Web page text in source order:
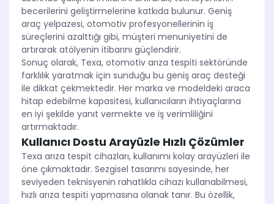
becerilerini geliştirmelerine katkıda bulunur. Geniş
araç yelpazesi, otomotiv profesyonellerinin iş
süreçlerini azalttığı gibi, müşteri menuniyetini de
artırarak atölyenin itibarını güçlendirir.
Sonuç olarak, Texa, otomotiv arıza tespiti sektöründe
farklılık yaratmak için sunduğu bu geniş araç desteği
ile dikkat çekmektedir. Her marka ve modeldeki araca
hitap edebilme kapasitesi, kullanıcıların ihtiyaçlarına
en iyi şekilde yanıt vermekte ve iş verimliliğini
artırmaktadır.
Kullanıcı Dostu Arayüzle Hızlı Çözümler
Texa arıza tespit cihazları, kullanımı kolay arayüzleri ile
öne çıkmaktadır. Sezgisel tasarımı sayesinde, her
seviyeden teknisyenin rahatlıkla cihazı kullanabilmesi,
hızlı arıza tespiti yapmasına olanak tanır. Bu özellik,